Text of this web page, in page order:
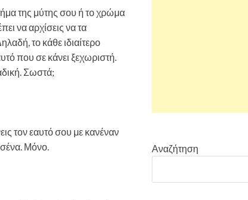
της μύτης σου ή το χρώμα
να αρχίσεις να τα
το κάθε ιδιαίτερο
που σε κάνει ξεχωριστή.
Σωστά;
τον εαυτό σου με κανέναν
Μόνο.
Αναζήτηση